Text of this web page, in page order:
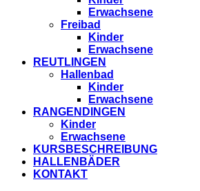
Erwachsene
Freibad
Kinder
Erwachsene
REUTLINGEN
Hallenbad
Kinder
Erwachsene
RANGENDINGEN
Kinder
Erwachsene
KURSBESCHREIBUNG
HALLENBÄDER
KONTAKT